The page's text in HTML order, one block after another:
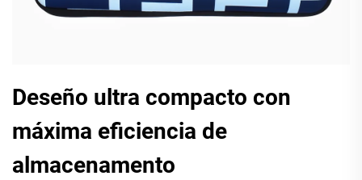
Deseño ultra compacto con
máxima eficiencia de
almacenamento